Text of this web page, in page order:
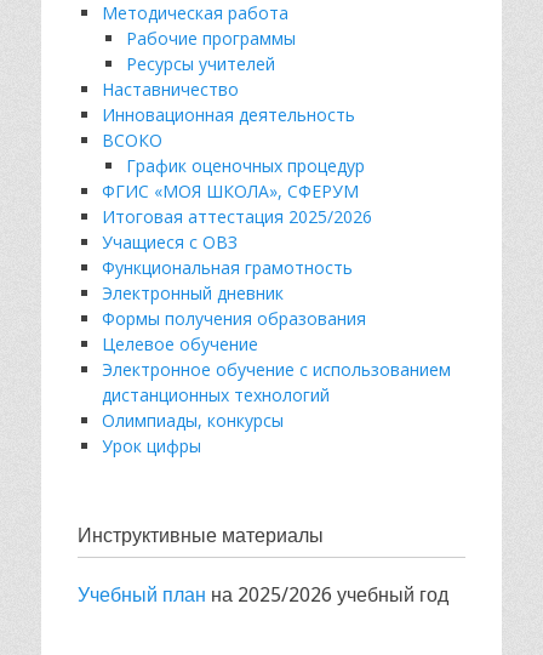
Методическая работа
Рабочие программы
Ресурсы учителей
Наставничество
Инновационная деятельность
ВСОКО
График оценочных процедур
ФГИС «МОЯ ШКОЛА», СФЕРУМ
Итоговая аттестация 2025/2026
Учащиеся с ОВЗ
Функциональная грамотность
Электронный дневник
Формы получения образования
Целевое обучение
Электронное обучение с использованием
дистанционных технологий
Олимпиады, конкурсы
Урок цифры
Инструктивные материалы
Учебный план на 2025/2026 учебный год